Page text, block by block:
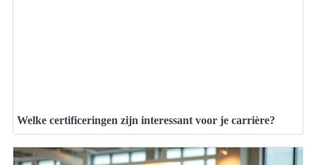
Welke certificeringen zijn interessant voor je carrière?